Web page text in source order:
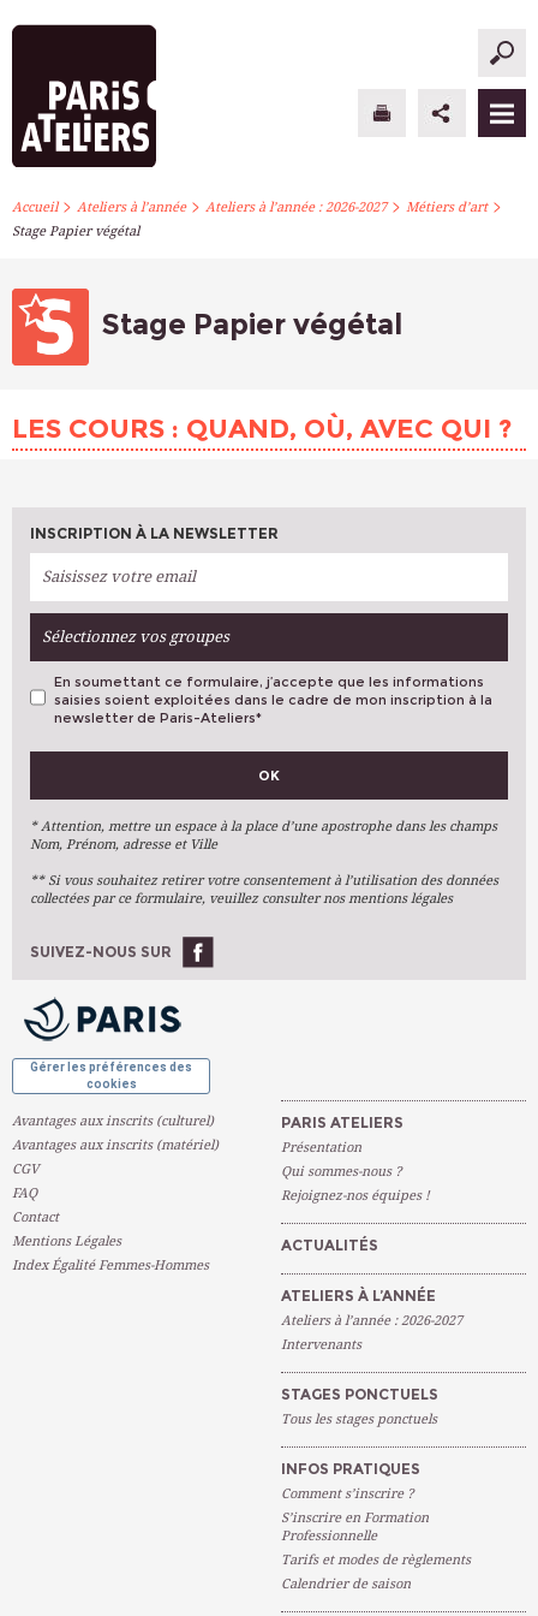
PARIS ATELIERS
ATELIERS À L’ANNÉE
INFOS PRATIQUES
Accueil> Ateliers à l’année> Ateliers à l’année : 2026-2027> Métiers d’art>
Stage Papier végétal
Stage Papier végétal
LES COURS : QUAND, OÙ, AVEC QUI ?
INSCRIPTION À LA NEWSLETTER
Sélectionnez vos groupes
VOS PRÉFÉRENCES
Arts Plastiques
Arts Du Texte
Arts Numériques
Ateliers À L'année
En soumettant ce formulaire, j’accepte que les informations
saisies soient exploitées dans le cadre de mon inscription à la
newsletter de Paris-Ateliers*
OK
* Attention, mettre un espace à la place d’une apostrophe dans les champs
Nom, Prénom, adresse et Ville
** Si vous souhaitez retirer votre consentement à l’utilisation des données
collectées par ce formulaire, veuillez consulter nos mentions légales
SUIVEZ-NOUS SUR
Gérer les préférences des
cookies
Avantages aux inscrits (culturel)
Avantages aux inscrits (matériel)
CGV
FAQ
Contact
Mentions Légales
Index Égalité Femmes-Hommes
PARIS ATELIERS
Présentation
Qui sommes-nous ?
Rejoignez-nos équipes !
ACTUALITÉS
ATELIERS À L’ANNÉE
Ateliers à l’année : 2026-2027
Intervenants
STAGES PONCTUELS
Tous les stages ponctuels
INFOS PRATIQUES
Comment s’inscrire ?
S’inscrire en Formation
Professionnelle
Tarifs et modes de règlements
Calendrier de saison